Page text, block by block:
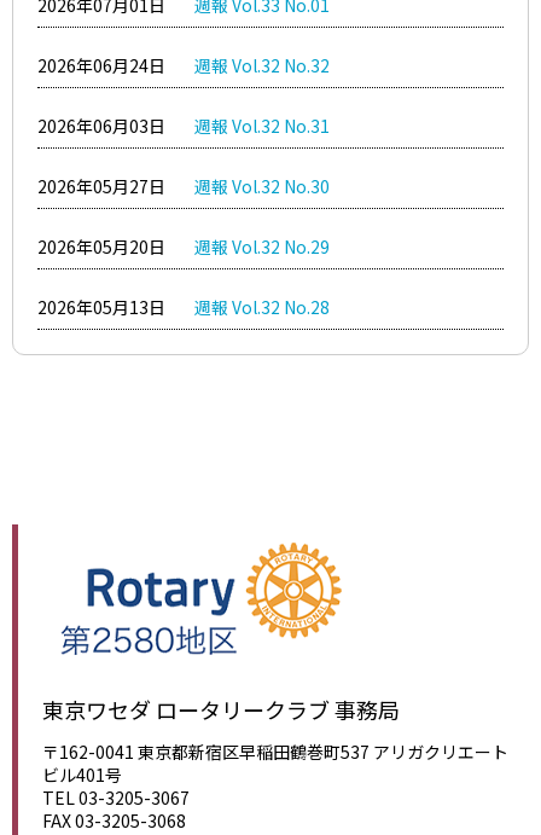
2026年06月24日 週報 Vol.32 No.32
2026年06月03日 週報 Vol.32 No.31
2026年05月27日 週報 Vol.32 No.30
2026年05月20日 週報 Vol.32 No.29
2026年05月13日 週報 Vol.32 No.28
東京ワセダ ロータリークラブ 事務局
〒162-0041 東京都新宿区早稲田鶴巻町537 アリガクリエート
ビル401号
TEL 03-3205-3067
FAX 03-3205-3068